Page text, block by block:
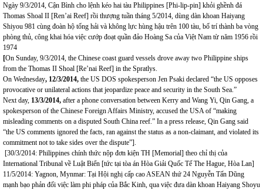
Ngày 9/3/2014, Cận Bình cho lệnh kéo hai tàu Philippines [Phi-lip-pin] khỏi ghềnh đá
Thomas Shoal II [Ren’ai Reef] rồi thượng tuần tháng 5/2014, dùng dàn khoan Haiyang
Shiyou 981 cùng đoàn hộ tống hải và không lực hùng hậu trên 100 tàu, bố trí thành ba vòng
phòng thủ, công khai hóa việc cướp đoạt quần đảo Hoàng Sa của Việt Nam từ năm 1956 rồi
1974
[On Sunday, 9/3/2014, the Chinese coast guard vessels drove away two Philippine ships
from the Thomas II Shoal [Re’nai Reef] in the Spratlys.
On Wednesday, 12/3/2014, the US DOS spokesperson Jen Psaki declared “the US opposes
provocative or unilateral actions that jeopardize peace and security in the South Sea.”
Next day, 13/3/2014, after a phone conversation between Kerry and Wang Yi, Qin Gang, a
spokesperson of the Chinese Foreign Affairs Ministry, accused the USA of “making
misleading comments on a disputed South China reef.” In a press release, Qin Gang said
“the US comments ignored the facts, ran against the status as a non-claimant, and violated its
commitment not to take sides over the dispute”].
[30/3/2014: Philippines chính thức nộp đơn kiện TH [Memorial] theo chỉ thị của
International Tribunal về Luật Biển [tức tại tòa án Hòa Giải Quốc Tế The Hague, Hòa Lan]
11/5/2014: Yagnon, Mynmar: Tại Hội nghị cấp cao ASEAN thứ 24 Nguyễn Tấn Dũng
mạnh bạo phản đối việc làm phi pháp của Bắc Kinh, qua việc đưa dàn khoan Haiyang Shoyu